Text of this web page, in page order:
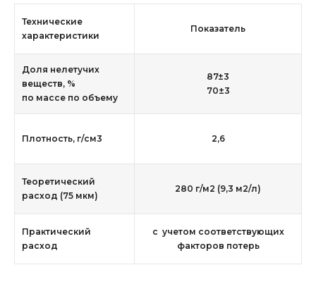
Технические
характеристики
Показатель
Доля нелетучих
веществ, %
по массе по объему
87±3
70±3
Плотность, г/см3 2,6
Теоретический
расход (75 мкм)
280 г/м2 (9,3 м2/л)
Практический
расход
с учетом соответствующих
факторов потерь